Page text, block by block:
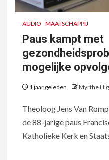
AUDIO MAATSCHAPPIJ
Paus kampt met
mogelijke
1 jaar geleden Myrthe
Theoloog Jens Van
de 88-jarige paus
Katholieke Kerk en